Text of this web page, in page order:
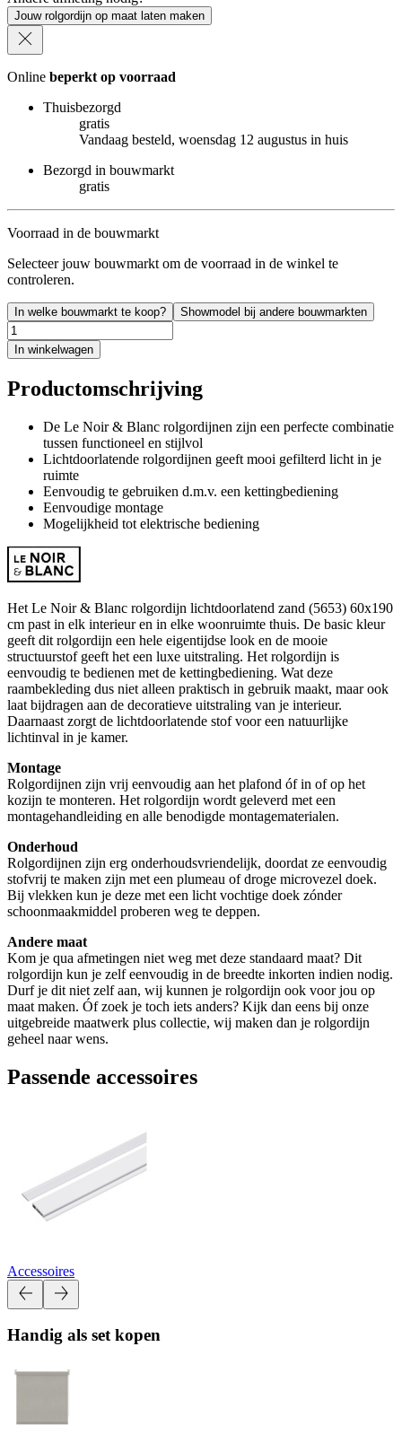
Jouw rolgordijn op maat laten maken
Online beperkt op voorraad
Thuisbezorgd
gratis
Vandaag besteld, woensdag 12 augustus in huis
Bezorgd in bouwmarkt
gratis
Voorraad in de bouwmarkt
Selecteer jouw bouwmarkt om de voorraad in de winkel te
controleren.
In welke bouwmarkt te koop? Showmodel bij andere bouwmarkten
In winkelwagen
Productomschrijving
De Le Noir & Blanc rolgordijnen zijn een perfecte combinatie
tussen functioneel en stijlvol
Lichtdoorlatende rolgordijnen geeft mooi gefilterd licht in je
ruimte
Eenvoudig te gebruiken d.m.v. een kettingbediening
Eenvoudige montage
Mogelijkheid tot elektrische bediening
Het Le Noir & Blanc rolgordijn lichtdoorlatend zand (5653) 60x190
cm past in elk interieur en in elke woonruimte thuis. De basic kleur
geeft dit rolgordijn een hele eigentijdse look en de mooie
structuurstof geeft het een luxe uitstraling. Het rolgordijn is
eenvoudig te bedienen met de kettingbediening. Wat deze
raambekleding dus niet alleen praktisch in gebruik maakt, maar ook
laat bijdragen aan de decoratieve uitstraling van je interieur.
Daarnaast zorgt de lichtdoorlatende stof voor een natuurlijke
lichtinval in je kamer.
Montage
Rolgordijnen zijn vrij eenvoudig aan het plafond óf in of op het
kozijn te monteren. Het rolgordijn wordt geleverd met een
montagehandleiding en alle benodigde montagematerialen.
Onderhoud
Rolgordijnen zijn erg onderhoudsvriendelijk, doordat ze eenvoudig
stofvrij te maken zijn met een plumeau of droge microvezel doek.
Bij vlekken kun je deze met een licht vochtige doek zónder
schoonmaakmiddel proberen weg te deppen.
Andere maat
Kom je qua afmetingen niet weg met deze standaard maat? Dit
rolgordijn kun je zelf eenvoudig in de breedte inkorten indien nodig.
Durf je dit niet zelf aan, wij kunnen je rolgordijn ook voor jou op
maat maken. Óf zoek je toch iets anders? Kijk dan eens bij onze
uitgebreide maatwerk plus collectie, wij maken dan je rolgordijn
geheel naar wens.
Passende accessoires
Accessoires
Handig als set kopen